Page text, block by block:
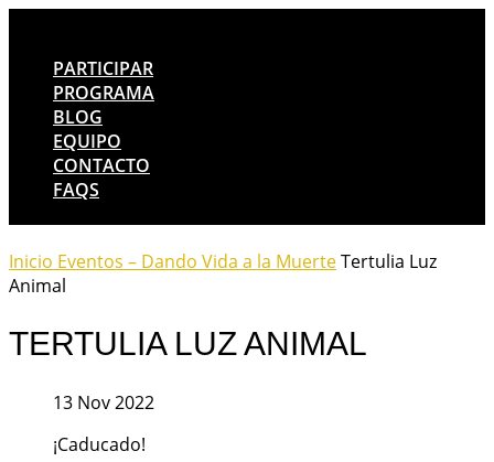
PARTICIPAR
PROGRAMA
BLOG
EQUIPO
CONTACTO
FAQS
Inicio Eventos – Dando Vida a la MuerteTertulia Luz
Animal
TERTULIA LUZ ANIMAL
13 Nov 2022
¡Caducado!